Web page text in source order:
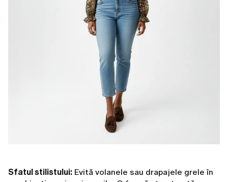
Sfatul stilistului: Evită volanele sau drapajele grele în